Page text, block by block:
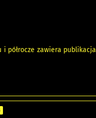
półrocze zawiera publikacja